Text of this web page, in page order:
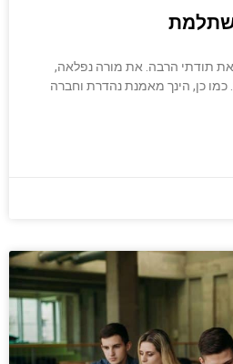
את תודתי הרבה. את מורה נפלאה,
כן, הינך מאמנת נהדרת וחברה